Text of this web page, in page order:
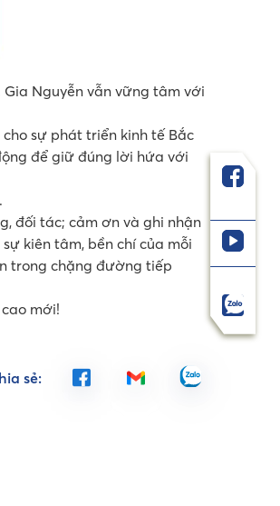
Nguyễn vẫn vững tâm với
sự phát triển kinh tế Bắc
để giữ đúng lời hứa với
đối tác; cảm ơn và ghi nhận
kiên tâm, bền chí của mỗi
trong chặng đường tiếp
mới!
sẻ: